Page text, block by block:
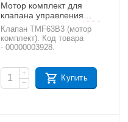
Мотор комплект для
клапана управления
RUNXIN TMF63B3
Клапан TMF63B3 (мотор
комплект). Код товара
- 00000003928.
+
−
Купить